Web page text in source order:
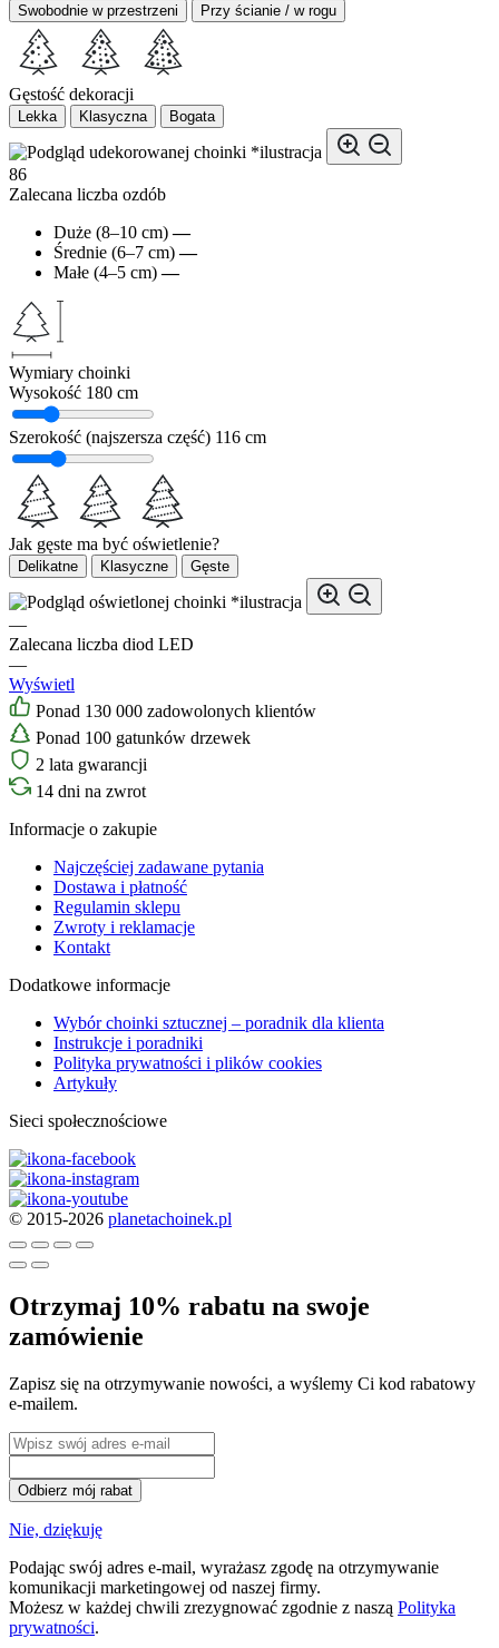
Swobodnie w przestrzeni Przy ścianie / w rogu
Gęstość dekoracji
Lekka Klasyczna Bogata
*ilustracja
86
Zalecana liczba ozdób
Duże (8–10 cm) —
Średnie (6–7 cm) —
Małe (4–5 cm) —
Wymiary choinki
Wysokość 180 cm
Szerokość (najszersza część) 116 cm
Jak gęste ma być oświetlenie?
Delikatne Klasyczne Gęste
*ilustracja
—
Zalecana liczba diod LED
—
Wyświetl
Ponad 130 000 zadowolonych klientów
Ponad 100 gatunków drzewek
2 lata gwarancji
14 dni na zwrot
Informacje o zakupie
Najczęściej zadawane pytania
Dostawa i płatność
Regulamin sklepu
Zwroty i reklamacje
Kontakt
Dodatkowe informacje
Wybór choinki sztucznej – poradnik dla klienta
Instrukcje i poradniki
Polityka prywatności i plików cookies
Artykuły
Sieci społecznościowe
© 2015-2026 planetachoinek.pl
Otrzymaj 10% rabatu na swoje
zamówienie
Zapisz się na otrzymywanie nowości, a wyślemy Ci kod rabatowy
e-mailem.
Odbierz mój rabat
Nie, dziękuję
Podając swój adres e-mail, wyrażasz zgodę na otrzymywanie
komunikacji marketingowej od naszej firmy.
Możesz w każdej chwili zrezygnować zgodnie z naszą Polityka
prywatności.